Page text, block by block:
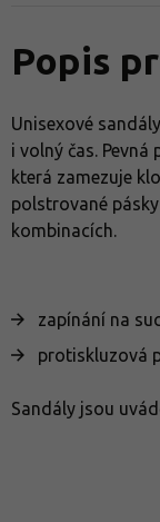
Popis
Unisexové sandály
i volný čas.
která zamezuje
polstrované
kombinacích.
zapínání na
protiskluzová
Sandály jsou